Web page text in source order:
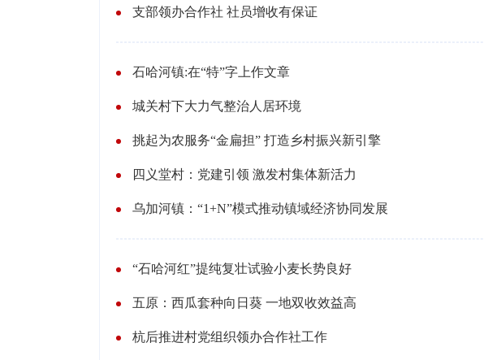
支部领办合作社 社员增收有保证
石哈河镇:在“特”字上作文章
城关村下大力气整治人居环境
挑起为农服务“金扁担” 打造乡村振兴新引擎
四义堂村：党建引领 激发村集体新活力
乌加河镇：“1+N”模式推动镇域经济协同发展
“石哈河红”提纯复壮试验小麦长势良好
五原：西瓜套种向日葵 一地双收效益高
杭后推进村党组织领办合作社工作